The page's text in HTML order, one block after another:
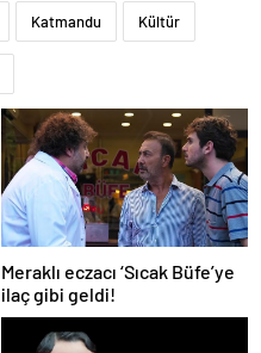
Katmandu Kültür
Meraklı eczacı ‘Sıcak Büfe’ye
ilaç gibi geldi!